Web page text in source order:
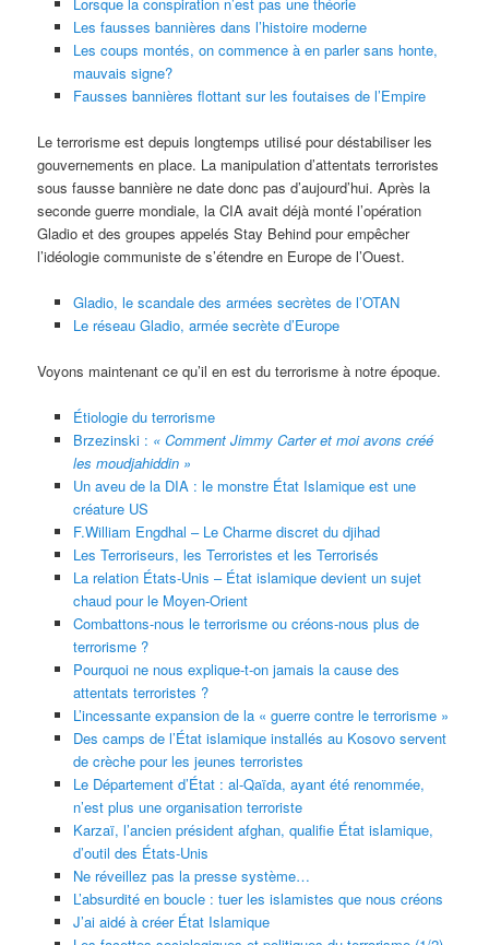
Les fausses bannières dans l’histoire moderne
Les coups montés, on commence à en parler sans honte,
mauvais signe?
Fausses bannières flottant sur les foutaises de l’Empire
Le terrorisme est depuis longtemps utilisé pour déstabiliser les
gouvernements en place. La manipulation d’attentats terroristes
sous fausse bannière ne date donc pas d’aujourd’hui. Après la
seconde guerre mondiale, la CIA avait déjà monté l’opération
Gladio et des groupes appelés Stay Behind pour empêcher
l’idéologie communiste de s’étendre en Europe de l’Ouest.
Gladio, le scandale des armées secrètes de l’OTAN
Le réseau Gladio, armée secrète d’Europe
Voyons maintenant ce qu’il en est du terrorisme à notre époque.
Étiologie du terrorisme
Brzezinski : « Comment Jimmy Carter et moi avons créé
les moudjahiddin »
Un aveu de la DIA : le monstre État Islamique est une
créature US
F.William Engdhal – Le Charme discret du djihad
Les Terroriseurs, les Terroristes et les Terrorisés
La relation États-Unis – État islamique devient un sujet
chaud pour le Moyen-Orient
Combattons-nous le terrorisme ou créons-nous plus de
terrorisme ?
Pourquoi ne nous explique-t-on jamais la cause des
attentats terroristes ?
L’incessante expansion de la « guerre contre le terrorisme »
Des camps de l’État islamique installés au Kosovo servent
de crèche pour les jeunes terroristes
Le Département d’État : al-Qaïda, ayant été renommée,
n’est plus une organisation terroriste
Karzaï, l’ancien président afghan, qualifie État islamique,
d’outil des États-Unis
Ne réveillez pas la presse système…
L’absurdité en boucle : tuer les islamistes que nous créons
J’ai aidé à créer État Islamique